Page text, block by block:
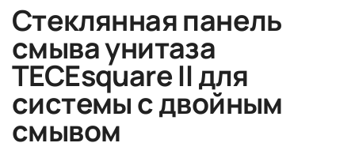
Стеклянная панель
смыва унитаза
TECEsquare II для
системы с двойным
смывом